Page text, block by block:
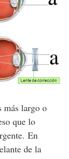
más largo o
que lo
En
de la